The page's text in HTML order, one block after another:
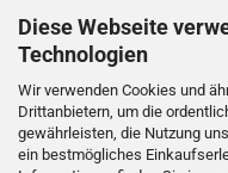
Diese Webseite
Technologien
Wir verwenden Cookies und
Drittanbietern, um die
gewährleisten, die Nutzung
ein bestmögliches